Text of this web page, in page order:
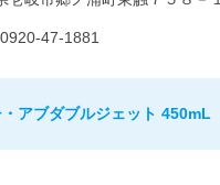
47-1881
アブダブルジェット 450mL